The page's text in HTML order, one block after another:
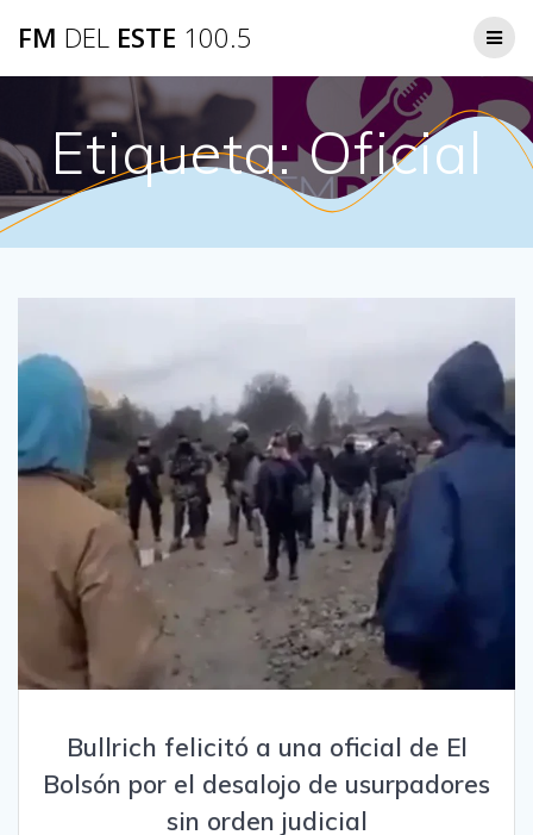
FM DEL ESTE 100.5
Etiqueta:Oficial
Bullrich felicitó a una oficial de El
Bolsón por el desalojo de usurpadores
sin orden judicial